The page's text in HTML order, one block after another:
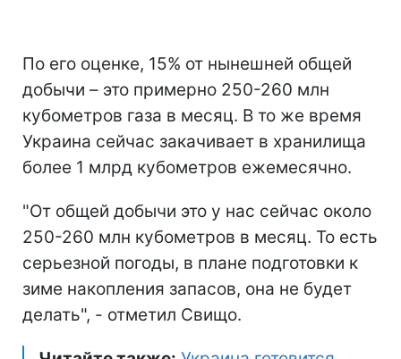
По его оценке, 15% от нынешней общей
добычи – это примерно 250-260 млн
кубометров газа в месяц. В то же время
Украина сейчас закачивает в хранилища
более 1 млрд кубометров ежемесячно.
"От общей добычи это у нас сейчас около
250-260 млн кубометров в месяц. То есть
серьезной погоды, в плане подготовки к
зиме накопления запасов, она не будет
делать", - отметил Свищо.